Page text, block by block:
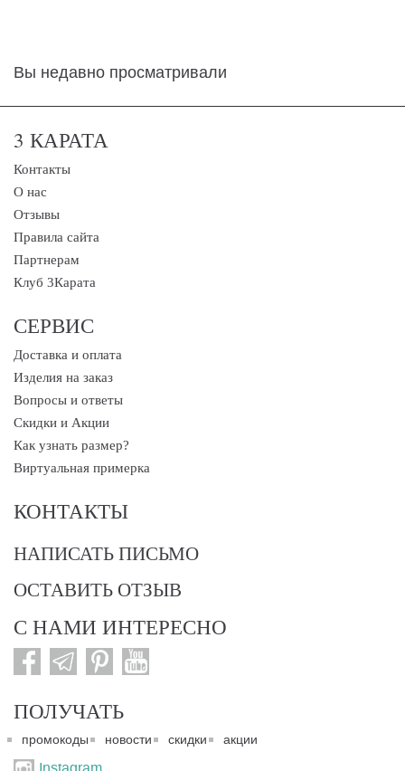
Вы недавно просматривали
3 КАРАТА
Контакты
О нас
Отзывы
Правила сайта
Партнерам
Клуб 3Карата
СЕРВИС
Доставка и оплата
Изделия на заказ
Вопросы и ответы
Скидки и Акции
Как узнать размер?
Виртуальная примерка
КОНТАКТЫ
НАПИСАТЬ ПИСЬМО
ОСТАВИТЬ ОТЗЫВ
С НАМИ ИНТЕРЕСНО
ПОЛУЧАТЬ
промокоды новости скидки акции